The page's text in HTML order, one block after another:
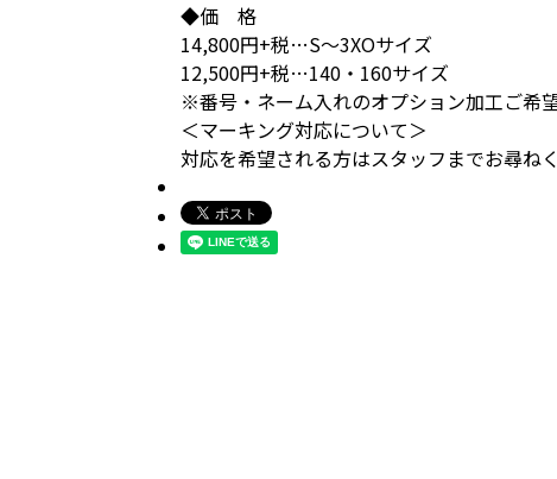
◆価 格
14,800円+税…S～3XOサイズ
12,500円+税…140・160サイズ
※番号・ネーム入れのオプション加工ご希
＜マーキング対応について＞
対応を希望される方はスタッフまでお尋ね